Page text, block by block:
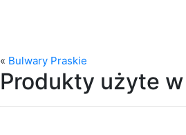
« Bulwary Praskie
Produkty użyte